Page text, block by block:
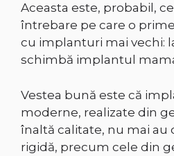
Aceasta este, probabil,
întrebare pe care o
cu implanturi mai vechi:
schimbă implantul
Vestea bună este că
moderne, realizate din
înaltă calitate, nu mai au
rigidă, precum cele din